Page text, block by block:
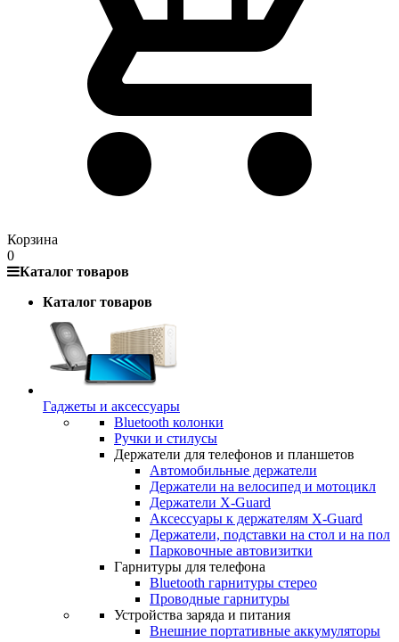
Корзина
0
Каталог товаров
Каталог товаров
Гаджеты и аксессуары
Bluetooth колонки
Ручки и стилусы
Держатели для телефонов и планшетов
Автомобильные держатели
Держатели на велосипед и мотоцикл
Держатели X-Guard
Аксессуары к держателям X-Guard
Держатели, подставки на стол и на пол
Парковочные автовизитки
Гарнитуры для телефона
Bluetooth гарнитуры стерео
Проводные гарнитуры
Устройства заряда и питания
Внешние портативные аккумуляторы